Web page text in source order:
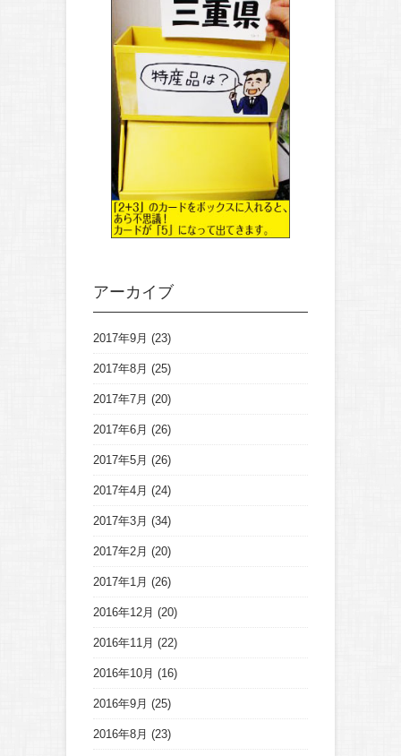
アーカイブ
2017年9月 (23)
2017年8月 (25)
2017年7月 (20)
2017年6月 (26)
2017年5月 (26)
2017年4月 (24)
2017年3月 (34)
2017年2月 (20)
2017年1月 (26)
2016年12月 (20)
2016年11月 (22)
2016年10月 (16)
2016年9月 (25)
2016年8月 (23)